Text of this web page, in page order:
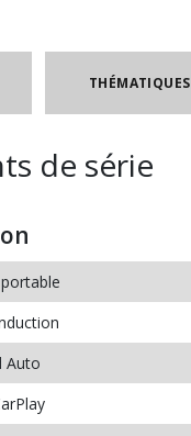
THÉMATIQUES
de série
Auto